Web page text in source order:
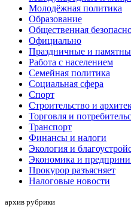
Молодёжная политика
Образование
Общественная
Официально
Праздничные и
Работа с населением
Семейная политика
Социальная сфера
Спорт
Строительство и
Торговля и
Транспорт
Финансы и налоги
Экология и
Экономика и
Прокурор разъясняет
Налоговые новости
архив рубрики